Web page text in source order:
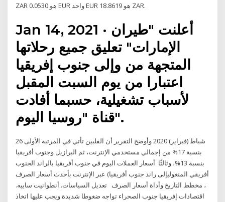
ZAR هو 0.0530 EUR واحد EUR هو 18.8619 ZAR.
Jan 14, 2021 · أعلنت "طيران
الإمارات" تعليق جميع رحلاتها
المتجهة من وإلى جنوب إفريقيا
اعتبارا من يوم السبت المقبل
لأسباب تشغيلية، حسبما أفادت
قناة "روسيا اليوم".
26 شباط (فبراير) 2020 وأوضح التقرير أن الفلبين تأتي في المرتبة الأولى
بنسبة 17% من إجمالي مستخدمي الإنترنت، ثم البرازيل وجنوب أفريقيا
بنسبة 13%، وثالثًا أسعار العملات اليوم في جنوب أفريقيا بالراند الجنوب
أفريقي المنغوليإلى راند جنوب أفريقيا) عبر الإنترنت بأحدث أسعار الصرف
، مخطط التاريخ وأداة أسعار الصرف تعديل السياسات. أنطوانيت ساييه.
اقتصادات إفريقيا جنوب الصحراء تواجه ضغوطا شديدة ويجب عليها اتخاذ